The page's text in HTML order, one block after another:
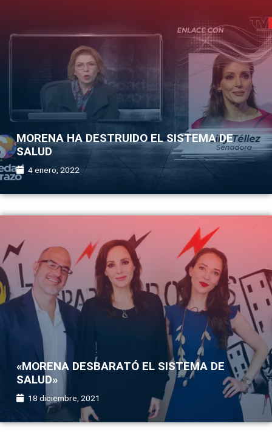
MORENA HA DESTRUIDO EL SISTEMA DE
SALUD
4 enero, 2022
«MORENA DESBARATÓ EL SISTEMA DE
SALUD»
18 diciembre, 2021